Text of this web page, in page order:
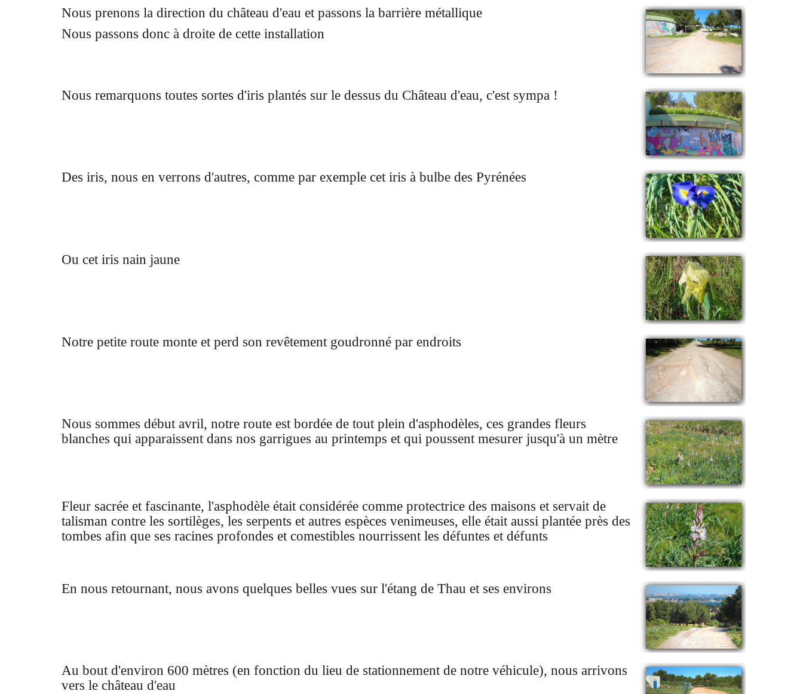
Nous prenons la direction du château d'eau et passons la barrière métallique
Nous passons donc à droite de cette installation
Nous remarquons toutes sortes d'iris plantés sur le dessus du Château d'eau, c'est sympa !
Des iris, nous en verrons d'autres, comme par exemple cet iris à bulbe des Pyrénées
Ou cet iris nain jaune
Notre petite route monte et perd son revêtement goudronné par endroits
Nous sommes début avril, notre route est bordée de tout plein d'asphodèles, ces grandes fleurs
blanches qui apparaissent dans nos garrigues au printemps et qui poussent mesurer jusqu'à un mètre
Fleur sacrée et fascinante, l'asphodèle était considérée comme protectrice des maisons et servait de
talisman contre les sortilèges, les serpents et autres espèces venimeuses, elle était aussi plantée près des
tombes afin que ses racines profondes et comestibles nourrissent les défuntes et défunts
En nous retournant, nous avons quelques belles vues sur l'étang de Thau et ses environs
Au bout d'environ 600 mètres (en fonction du lieu de stationnement de notre véhicule), nous arrivons
vers le château d'eau